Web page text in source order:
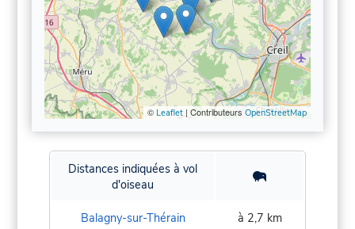
© Leaflet| Contributeurs OpenStreetMap
Distances indiquées à vol
d'oiseau
Balagny-sur-Thérain à 2,7 km